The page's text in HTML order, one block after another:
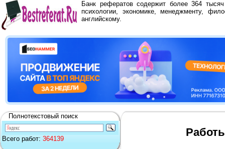
Банк рефератов содержит более 364
психологии, экономике, менеджменту,
английскому.
Полнотекстовый поиск
Всего работ: 364139